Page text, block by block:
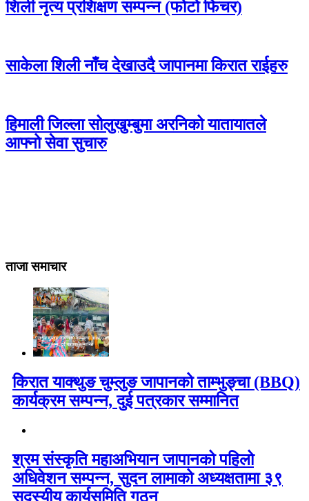
शिली नृत्य प्रशिक्षण सम्पन्न (फोटो फिचर)
साकेला शिली नाँच देखाउदै जापानमा किरात राईहरु
हिमाली जिल्ला सोलुखुम्बुमा अरनिको यातायातले
आफ्नो सेवा सुचारु
ताजा समाचार
किरात याक्थुङ चुम्लुङ जापानको ताम्भुङ्चा (BBQ)
कार्यक्रम सम्पन्न, दुई पत्रकार सम्मानित
श्रम संस्कृति महाअभियान जापानको पहिलो
अधिवेशन सम्पन्न, सुदन लामाको अध्यक्षतामा ३९
सदस्यीय कार्यसमिति गठन